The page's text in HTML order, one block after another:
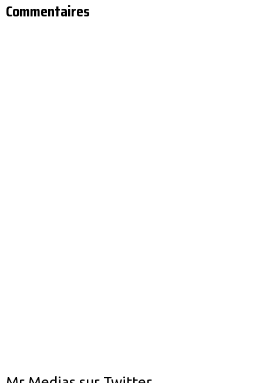
Commentaires